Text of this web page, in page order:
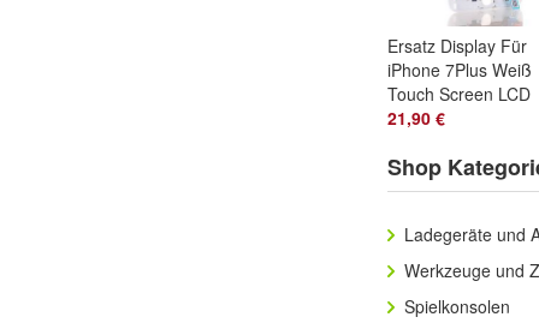
Ersatz Display Für
iPhone 7Plus Weiß
Touch Screen LCD
Bildschirm
21,90 €
Shop
Ladegeräte und
Werkzeuge und
Spielkonsolen